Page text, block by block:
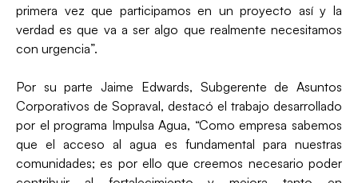
primera vez que participamos en un proyecto así y la
verdad es que va a ser algo que realmente necesitamos
con urgencia”.
Por su parte Jaime Edwards, Subgerente de Asuntos
Corporativos de Sopraval, destacó el trabajo desarrollado
por el programa Impulsa Agua, “Como empresa sabemos
que el acceso al agua es fundamental para nuestras
comunidades; es por ello que creemos necesario poder